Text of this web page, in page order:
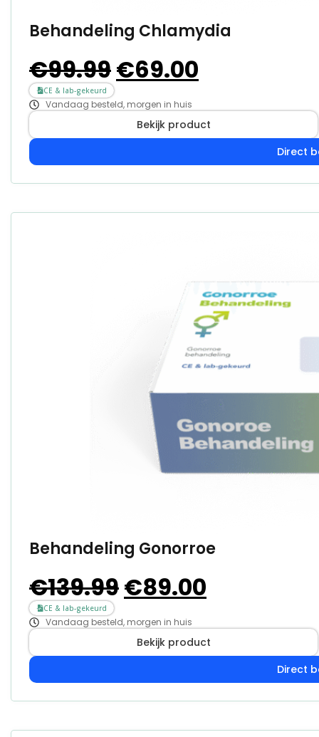
Behandeling Chlamydia
€99.99€69.00
CE & lab-gekeurd
Vandaag besteld, morgen in huis
Bekijk product
Direct
Behandeling Gonorroe
€139.99€89.00
CE & lab-gekeurd
Vandaag besteld, morgen in huis
Bekijk product
Direct